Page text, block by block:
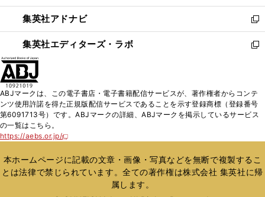
開
く
ウ
で
開
く
ン
ド
ウ
で
ウ
ィ
ン
ド
く
集英社アドナビ
新
し
い
ド
ウ
で
集英社エディターズ・ラボ
新
ィ
ン
開
く
ABJマークは、この電子書店・電子書籍配信サービスが、著作権者からコンテ
ンツ使用許諾を得た正規版配信サービスであることを示す登録商標（登録番号
第6091713号）です。ABJマークの詳細、ABJマークを掲示しているサービス
の一覧はこちら。
https://aebs.or.jp/
新
い
ウ
ィ
本ホームページに記載の文章・画像・写真などを無断で複製するこ
とは法律で禁じられています。全ての著作権は株式会社 集英社に帰
属します。